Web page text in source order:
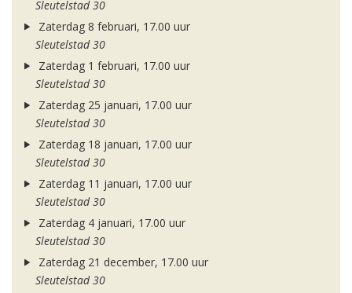
Sleutelstad 30
Zaterdag 8 februari, 17.00 uur
Sleutelstad 30
Zaterdag 1 februari, 17.00 uur
Sleutelstad 30
Zaterdag 25 januari, 17.00 uur
Sleutelstad 30
Zaterdag 18 januari, 17.00 uur
Sleutelstad 30
Zaterdag 11 januari, 17.00 uur
Sleutelstad 30
Zaterdag 4 januari, 17.00 uur
Sleutelstad 30
Zaterdag 21 december, 17.00 uur
Sleutelstad 30